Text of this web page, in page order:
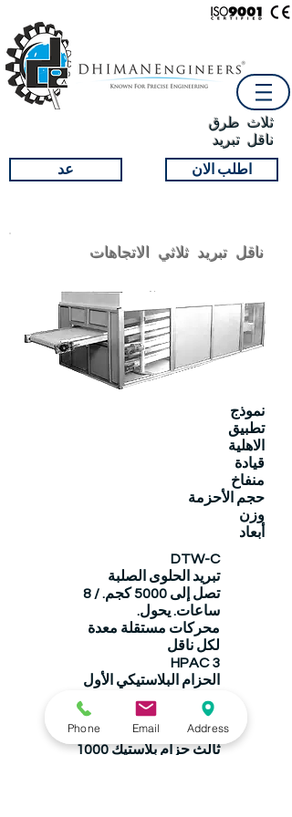
ثلاث طرق
ناقل تبريد
عد اطلب الان
ناقل تبريد ثلاثي الاتجاهات
نموذج
تطبيق
الاهلية
قيادة
منفاخ
حجم الأحزمة
وزن
أبعاد
DTW-C
تبريد الحلوى الصلبة
تصل إلى 5000 كجم. / 8
ساعات. يحول.
محركات مستقلة معدة
لكل ناقل
3 HPAC
الحزام البلاستيكي الأول
1000 مم
الحزام البلاستيكي الثاني
1000 مم
ثالث حزام بلاستيك 1000
Phone Email Address